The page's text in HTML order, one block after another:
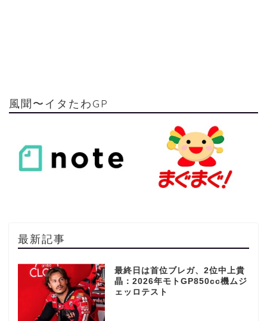
風聞〜イタたわGP
最新記事
最終日は首位ブレガ、2位中上貴
晶：2026年モトGP850cc機ムジ
ェッロテスト